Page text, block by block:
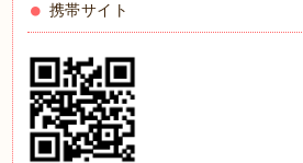
携帯サイト